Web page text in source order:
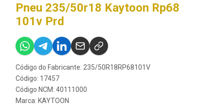
Pneu 235/50r18 Kaytoon Rp68
101v Prd
Código do Fabricante: 235/50R18RP68101V
Código: 17457
Código NCM: 40111000
Marca: KAYTOON